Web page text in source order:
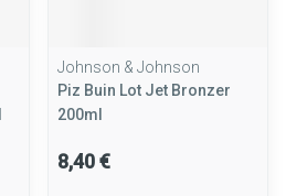
Johnson & Johnson
Piz Buin Lot Jet Bronzer
200ml
8,40 €